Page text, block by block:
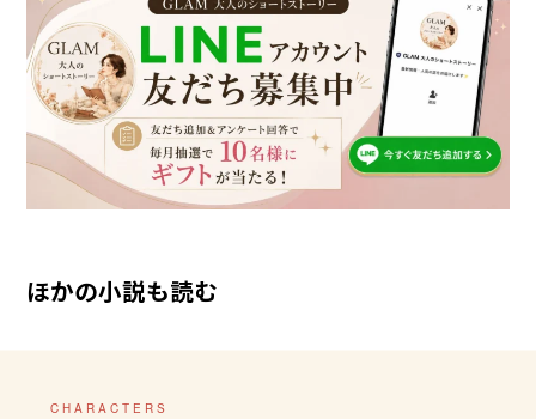
ほかの小説も読む
CHARACTERS